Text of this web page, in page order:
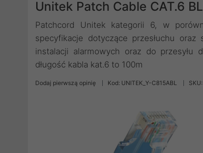
Unitek Patch Cable CAT.6
Patchcord Unitek kategorii 6, w
specyfikacje dotyczące przesłuchu
instalacji alarmowych oraz do przesyłu
długość kabla kat.6 to 100m
Dodaj pierwszą opinię Kod: UNITEK_Y-C815ABL